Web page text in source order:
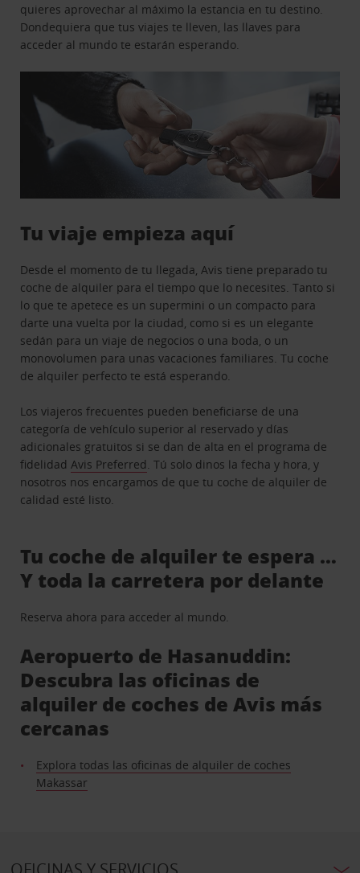
quieres aprovechar al máximo la estancia en tu destino.
Dondequiera que tus viajes te lleven, las llaves para
acceder al mundo te estarán esperando.
Tu viaje empieza aquí
Desde el momento de tu llegada, Avis tiene preparado tu
coche de alquiler para el tiempo que lo necesites. Tanto si
lo que te apetece es un supermini o un compacto para
darte una vuelta por la ciudad, como si es un elegante
sedán para un viaje de negocios o una boda, o un
monovolumen para unas vacaciones familiares. Tu coche
de alquiler perfecto te está esperando.
Los viajeros frecuentes pueden beneficiarse de una
categoría de vehículo superior al reservado y días
adicionales gratuitos si se dan de alta en el programa de
fidelidadAvis Preferred. Tú solo dinos la fecha y hora, y
nosotros nos encargamos de que tu coche de alquiler de
calidad esté listo.
Tu coche de alquiler te espera …
Y toda la carretera por delante
Reserva ahora para acceder al mundo.
Aeropuerto de Hasanuddin:
Descubra las oficinas de
alquiler de coches de Avis más
cercanas
Explora todas las oficinas de alquiler de coches
Makassar